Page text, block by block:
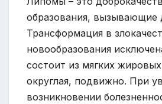
образования, вызывающие
Трансформация в
новообразования
состоит из мягких
округлая, подвижно. При
возникновении